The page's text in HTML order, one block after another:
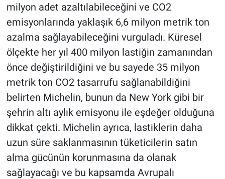
milyon adet azaltılabileceğini ve CO2
emisyonlarında yaklaşık 6,6 milyon metrik ton
azalma sağlayabileceğini vurguladı. Küresel
ölçekte her yıl 400 milyon lastiğin zamanından
önce değiştirildiğini ve bu sayede 35 milyon
metrik ton CO2 tasarrufu sağlanabildiğini
belirten Michelin, bunun da New York gibi bir
şehrin altı aylık emisyonu ile eşdeğer olduğuna
dikkat çekti. Michelin ayrıca, lastiklerin daha
uzun süre saklanmasının tüketicilerin satın
alma gücünün korunmasına da olanak
sağlayacağı ve bu kapsamda Avrupalı